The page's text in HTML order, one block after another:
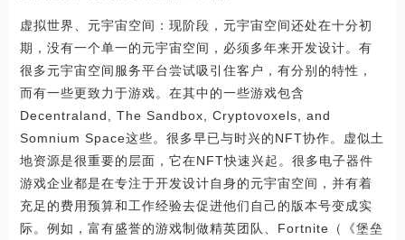
虚拟世界、元宇宙空间：现阶段，元宇宙空间还处在十分初
期，没有一个单一的元宇宙空间，必须多年来开发设计。有
很多元宇宙空间服务平台尝试吸引住客户，有分别的特性，
而有一些更致力于游戏。在其中的一些游戏包含
Decentraland, The Sandbox, Cryptovoxels, and
Somnium Space这些。很多早已与时兴的NFT协作。虚似土
地资源是很重要的层面，它在NFT快速兴起。很多电子器件
游戏企业都是在专注于开发设计自身的元宇宙空间，并有着
充足的费用预算和工作经验去促进他们自己的版本号变成实
际。例如，富有盛誉的游戏制做精英团队、Fortnite（《堡垒